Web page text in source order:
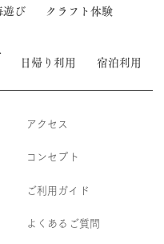
遊び クラフト体験
日帰り利用 宿泊利用
​ご利用ガイド
コンセプト
よくあるご質問
アクセス